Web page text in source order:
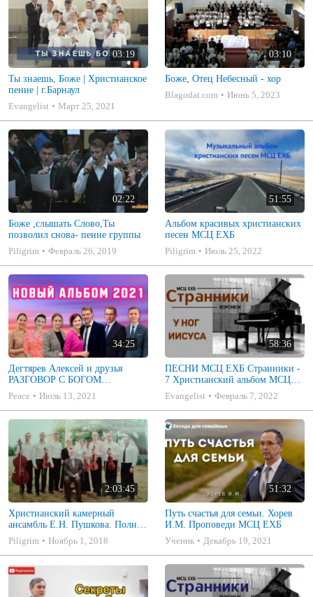
03:19
Ты знаешь, Боже | Христианское
пение | г.Барнаул
Evangelist
Март 25, 2021
03:10
Боже, Отец Небесный - хор
Blagodat.com
Июнь 5, 2023
02:22
Боже ,слышать Слово,Ты
позволил снова- пение группы
Piligrim
Февраль 26, 2019
51:55
Альбом красивых христианских
песен МСЦ ЕХБ
Piligrim
Июль 25, 2022
34:25
Дегтярев Алексей и друзья
РАЗГОВОР С БОГОМ
Христианские песни МСЦ ЕХБ
2021 (7я)
Peace Июль 13, 2021
58:36
ПЕСНИ МСЦ ЕХБ Странники -
7 Христианский альбом МСЦ
ЕХБ
Evangelist Февраль 7, 2022
2:03:45
Христианский камерный
ансамбль Е.Н. Пушкова. Полное
собрание
Piligrim Ноябрь 1, 2018
51:32
Путь счастья для семьи. Хорев
И.М. Проповеди МСЦ ЕХБ
Ученик
Декабрь 19, 2021